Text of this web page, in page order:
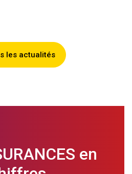
les actualités
en